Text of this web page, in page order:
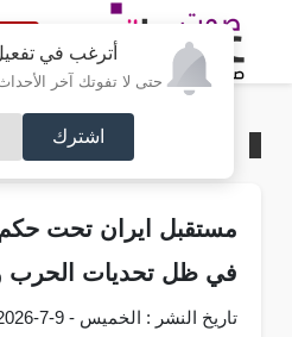
أترغب في
حتى لا تفوتك آخر الأحداث
اشترك
عربي و
مستقبل ايران تحت
في ظل تحديات الحرب
تاريخ النشر : الخميس - 9-7-2026 - 11:30 AM